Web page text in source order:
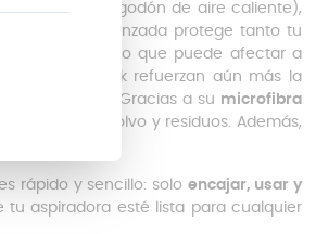
+ algodón de aire caliente),
filtración avanzada protege tanto tu
de polvo fino que puede afectar a
en el pack refuerzan aún más la
limpieza.Gracias a su microfibra
cargas de polvo y residuos. Además,
rápido y sencillo: solo encajar, usar y
tu aspiradora esté lista para cualquier